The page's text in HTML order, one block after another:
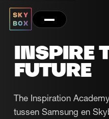
INSPIRE
FUTURE
The Inspiration
tussen Samsung en